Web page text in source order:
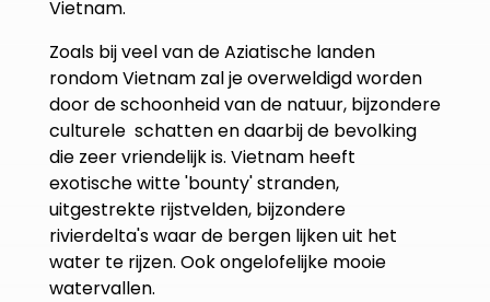
Vietnam.
Zoals bij veel van de Aziatische landen
rondom Vietnam zal je overweldigd worden
door de schoonheid van de natuur, bijzondere
culturele schatten en daarbij de bevolking
die zeer vriendelijk is. Vietnam heeft
exotische witte 'bounty' stranden,
uitgestrekte rijstvelden, bijzondere
rivierdelta's waar de bergen lijken uit het
water te rijzen. Ook ongelofelijke mooie
watervallen.